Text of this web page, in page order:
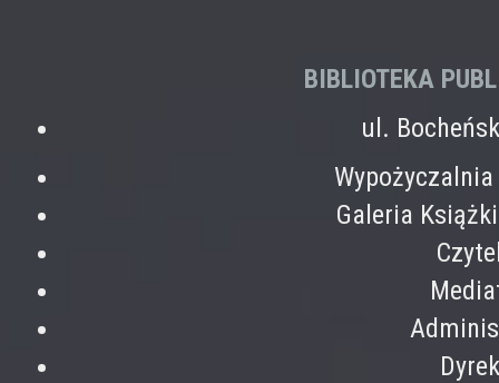
BIBLIOTEKA
ul.
Galeria